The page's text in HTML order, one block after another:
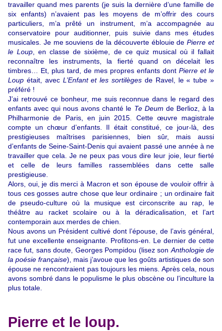
travailler quand mes parents (je suis la dernière d’une famille de
six enfants) n’avaient pas les moyens de m’offrir des cours
particuliers, m’a prêté un instrument, m’a accompagnée au
conservatoire pour auditionner, puis suivie dans mes études
musicales. Je me souviens de la découverte éblouie dePierre et
le Loup, en classe de sixième, de ce quiz musical où il fallait
reconnaître les instruments, la fierté quand on décelait les
timbres… Et, plus tard, de mes propres enfants dont Pierre et le
Loup était, avec L’Enfant et les sortilèges de Ravel, le « tube »
préféré !
J’ai retrouvé ce bonheur, me suis reconnue dans le regard des
enfants avec qui nous avons chanté le Te Deum de Berlioz, à la
Philharmonie de Paris, en juin 2015. Cette œuvre magistrale
compte un chœur d’enfants. Il était constitué, ce jour-là, des
prestigieuses maîtrises parisiennes, bien sûr, mais aussi
d’enfants de Seine-Saint-Denis qui avaient passé une année à ne
travailler que cela. Je ne peux pas vous dire leur joie, leur fierté
et celle de leurs familles rassemblées dans cette salle
prestigieuse.
Alors, oui, je dis merci à Macron et son épouse de vouloir offrir à
tous ces gosses autre chose que leur ordinaire ; un ordinaire fait
de pseudo-culture où la musique est circonscrite au rap, le
théâtre au racket scolaire ou à la déradicalisation, et l’art
contemporain aux merdes de chien.
Nous avons un Président cultivé dont l’épouse, de l’avis général,
fut une excellente enseignante. Profitons-en. Le dernier de cette
race fut, sans doute, Georges Pompidou (lisez sonAnthologie de
la poésie française), mais j’avoue que les goûts artistiques de son
épouse ne rencontraient pas toujours les miens. Après cela, nous
avons sombré dans le populisme le plus obscène ou l’inculture la
plus totale.
Pierre et le loup.